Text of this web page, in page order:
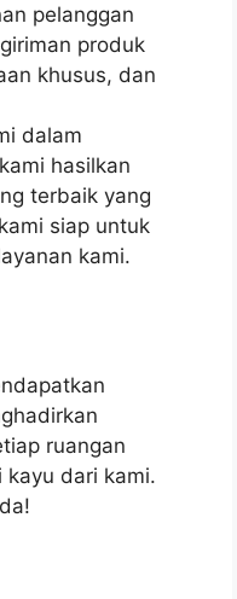
pelanggan
produk
khusus, dan
dalam
hasilkan
terbaik yang
siap untuk
kami.
ruangan
dari kami.